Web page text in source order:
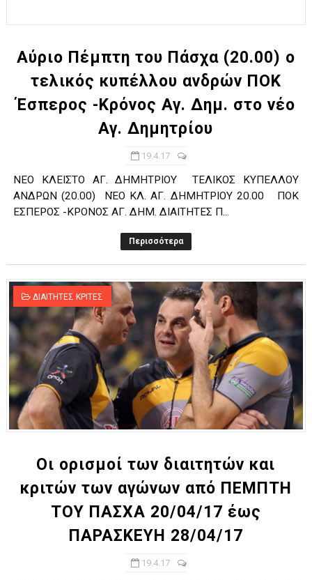
Ο δρόμος για τον 29ο τελικό κυπέλλου ανδρών ΕΣΚΑΝΑ
U21: Τεράστια πρόκριση για τον Πανελευσινιακό στον
Γ΄ανδρών play offs : "Σκληρό" καρύδι η Φιλία Περάματος
Αύριο Πέμπτη του Πάσχα (20.00) ο
τελικός κυπέλλου ανδρών ΠΟΚ
Έσπερος -Κρόνος Αγ. Δημ. στο νέο
Αγ. Δημητρίου
19.4.17
ΝΕΟ ΚΛΕΙΣΤΟ ΑΓ. ΔΗΜΗΤΡΙΟΥ ΤΕΛΙΚΟΣ ΚΥΠΕΛΛΟΥ
ΑΝΔΡΩΝ (20.00) ΝΈΟ ΚΛ. ΑΓ. ΔΗΜΗΤΡΙΟΥ 20.00 ΠΟΚ
ΕΣΠΕΡΟΣ -ΚΡΟΝΟΣ ΑΓ. ΔΗΜ. ΔΙΑΙΤΗΤΕΣ Π...
Περισσότερα
ΔΙΑΙΤΗΤΕΣ ΚΡΙΤΕΣ
Οι ορισμοί των διαιτητών και
κριτών των αγώνων από ΠΕΜΠΤΗ
ΤΟΥ ΠΑΣΧΑ 20/04/17 έως
ΠΑΡΑΣΚΕΥΗ 28/04/17
19.4.17